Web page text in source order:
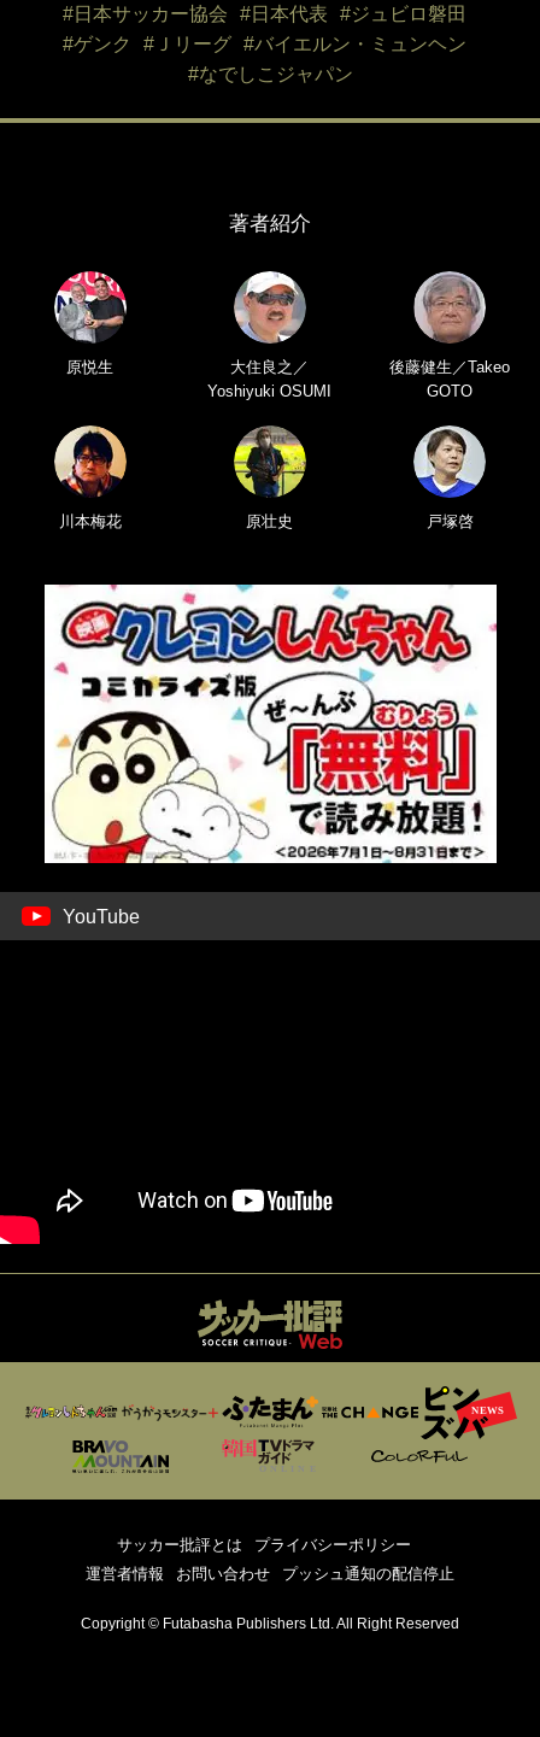
#日本サッカー協会
#日本代表
#ジュビロ磐田
#ゲンク
#Ｊリーグ
#バイエルン・ミュンヘン
#なでしこジャパン
著者紹介
原悦生
大住良之／
Yoshiyuki OSUMI
後藤健生／Takeo
GOTO
川本梅花 原壮史 戸塚啓
YouTube
サッカー批評とは
プライバシーポリシー
運営者情報
お問い合わせ プッシュ通知の配信停止
Copyright © Futabasha Publishers Ltd. All Right Reserved